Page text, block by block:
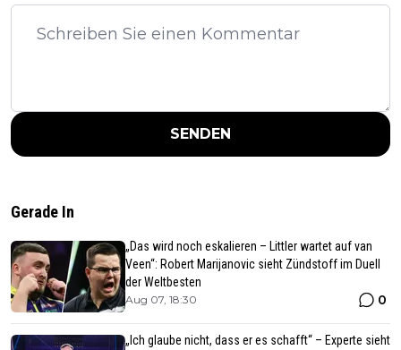
SENDEN
Gerade In
„Das wird noch eskalieren – Littler wartet auf van
Veen“: Robert Marijanovic sieht Zündstoff im Duell
der Weltbesten
Aug 07, 18:30 0
„Ich glaube nicht, dass er es schafft“ – Experte sieht